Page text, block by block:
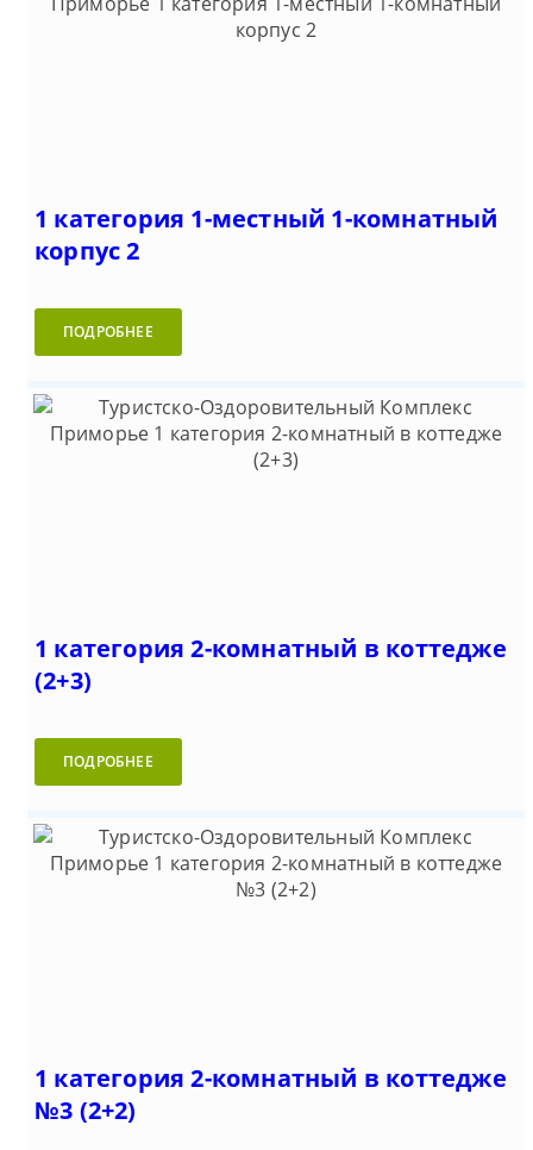
1 категория 1-местный 1-комнатный
корпус 2
ПОДРОБНЕЕ
1 категория 2-комнатный в коттедже
(2+3)
ПОДРОБНЕЕ
1 категория 2-комнатный в коттедже
№3 (2+2)